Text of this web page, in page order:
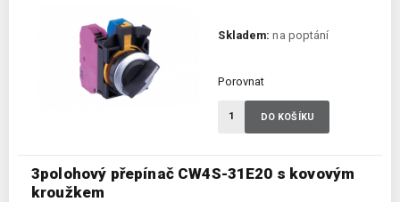
3polohový přepínač CW4S-31E20 s kovovým
kroužkem
Skladem: na poptání
Porovnat
DO KOŠÍKU